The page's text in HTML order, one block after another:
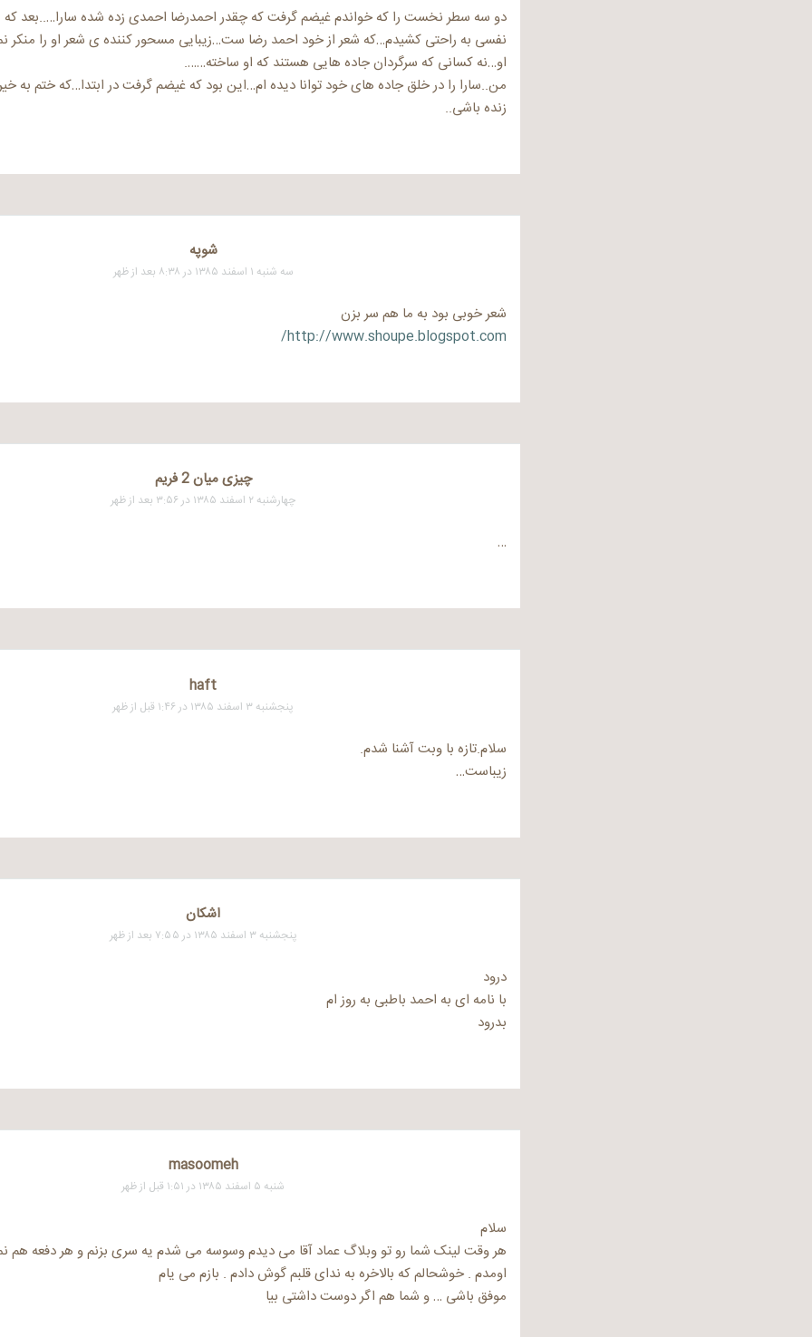
دو سه سطر نخست را که خواندم غیضم گرفت که چقدر احمدرضا احمدی زده شده سارا…..بعد که
نفسی به راحتی کشیدم…که شعر از خود احمد رضا ست…زیبایی مسحور کننده ی شعر او را منکر
او…نه کسانی که سرگردان جاده هایی هستند که او ساخته…….
من..سارا را در خلق جاده های خود توانا دیده ام…این بود که غیضم گرفت در ابتدا…که ختم به
زنده باشی..
شوپه
سه شنبه ۱ اسفند ۱۳۸۵ در ۸:۳۸ بعد از ظهر
شعر خوبی بود به ما هم سر بزن
http://www.shoupe.blogspot.com/
چیزی میان 2 فریم
چهارشنبه ۲ اسفند ۱۳۸۵ در ۳:۵۶ بعد از ظهر
…
haft
پنجشنبه ۳ اسفند ۱۳۸۵ در ۱:۴۶ قبل از ظهر
سلام.تازه با وبت آشنا شدم.
زیباست…
اشكان
پنجشنبه ۳ اسفند ۱۳۸۵ در ۷:۵۵ بعد از ظهر
درود
با نامه ای به احمد باطبی به روز ام
بدرود
masoomeh
شنبه ۵ اسفند ۱۳۸۵ در ۱:۵۱ قبل از ظهر
سلام
هر وقت لینک شما رو تو وبلاگ عماد آقا می دیدم وسوسه می شدم یه سری بزنم و هر دفعه
اومدم . خوشحالم که بالاخره به ندای قلبم گوش دادم . بازم می یام
موفق باشی … و شما هم اگر دوست داشتی بیا